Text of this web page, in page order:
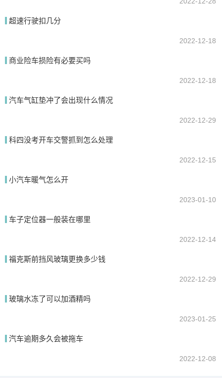
超速行驶扣几分
2022-12-18
商业险车损险有必要买吗
2022-12-18
汽车气缸垫冲了会出现什么情况
2022-12-29
科四没考开车交警抓到怎么处理
2022-12-15
小汽车暖气怎么开
2023-01-10
车子定位器一般装在哪里
2022-12-14
福克斯前挡风玻璃更换多少钱
2022-12-29
玻璃水冻了可以加酒精吗
2023-01-25
汽车逾期多久会被拖车
2022-12-08